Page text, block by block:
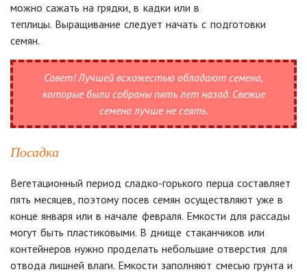
можно сажать на грядки, в кадки или в
теплицы. Выращивание следует начать с подготовки
семян.
Совет!Лучшей всхожестью обладают семена,
которые были собраны пять лет назад. Свежие
семена лучше не сеять.
Посадка
Вегетационный период сладко-горького перца составляет
пять месяцев, поэтому посев семян осуществляют уже в
конце января или в начале февраля. Емкости для рассады
могут быть пластиковыми. В днище стаканчиков или
контейнеров нужно проделать небольшие отверстия для
отвода лишней влаги. Емкости заполняют смесью грунта и